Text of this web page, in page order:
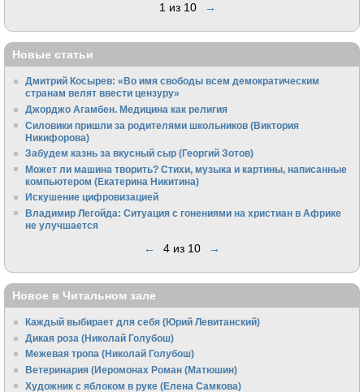
1 из 10 →
Новые статьи
Дмитрий Косырев: «Во имя свободы всем демократическим
странам велят ввести цензуру»
Джорджо Агамбен. Медицина как религия
Силовики пришли за родителями школьников (Виктория
Никифорова)
Забудем казнь за вкусный сыр (Георгий Зотов)
Может ли машина творить? Стихи, музыка и картины, написанные
компьютером (Екатерина Никитина)
Искушение цифровизацией
Владимир Легойда: Ситуация с гонениями на христиан в Африке
не улучшается
← 4 из 10 →
Новое в Читальном зале
Каждый выбирает для себя (Юрий Левитанский)
Дикая роза (Николай Голубош)
Межевая тропа (Николай Голубош)
Ветеринария (Иеромонах Роман (Матюшин)
Художник с яблоком в руке (Елена Самкова)